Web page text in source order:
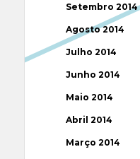
Setembro 2014
Agosto 2014
Julho 2014
Junho 2014
Maio 2014
Abril 2014
Março 2014